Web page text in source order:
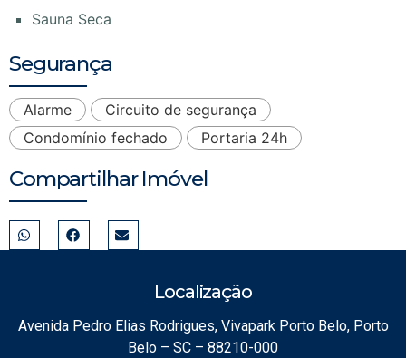
Sauna Seca
Segurança
Alarme
Circuito de segurança
Condomínio fechado
Portaria 24h
Compartilhar Imóvel
Localização
Avenida Pedro Elias Rodrigues, Vivapark Porto Belo, Porto
Belo – SC – 88210-000